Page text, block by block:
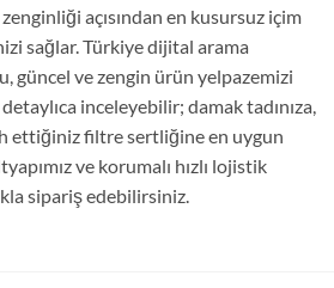
açısından en kusursuz içim
sağlar. Türkiye dijital arama
güncel ve zengin ürün yelpazemizi
inceleyebilir; damak tadınıza,
ettiğiniz filtre sertliğine en uygun
ve korumalı hızlı lojistik
sipariş edebilirsiniz.